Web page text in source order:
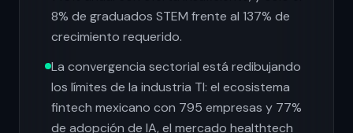
8% de graduados STEM frente al 137% de
crecimiento requerido.
La convergencia sectorial está redibujando
los límites de la industria TI: el ecosistema
fintech mexicano con 795 empresas y 77%
de adopción de IA, el mercado healthtech